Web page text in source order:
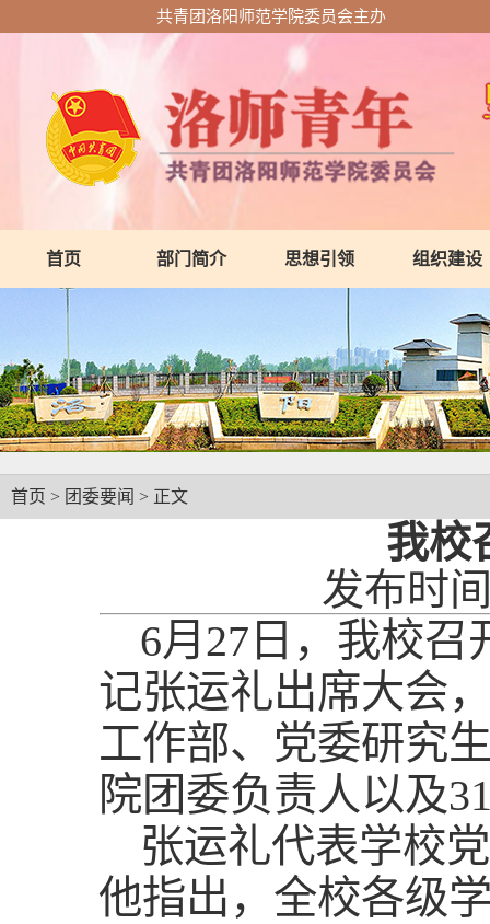
共青团洛阳师范学院委员会主办
首页 部门简介 思想引领 组织建设
首页 > 团委要闻 > 正文
我校
发布时
6月27日，我校
记张运礼出席大会
工作部、党委研究
院团委负责人以及
张运礼代表学校
他指出，全校各级